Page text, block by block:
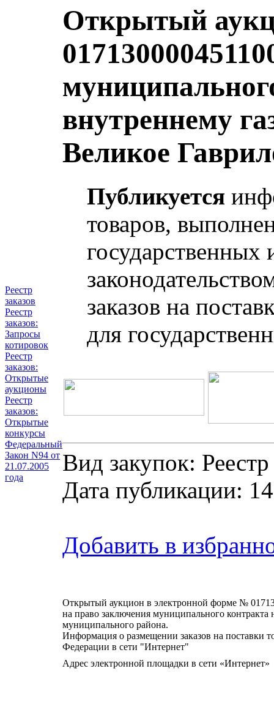
Реестр
заказов
Реестр
заказов:
Запросы
котировок
Реестр
заказов:
Открытые
аукционы
Реестр
заказов:
Открытые
конкурсы
Федеральный
Закон N94 от
21.07.2005
года
Открытый
внутреннему
Великое
Публикуется
товаров,
заказов на
для
Вид закупок:
Дата публикации:
Добавить в
Открытый аукцион в электронной форме №
на право заключения муниципального
муниципального района.
Информация о размещении заказов на поставки
Федерации в сети "Интернет"
Адрес электронной площадки в сети «Интернет»